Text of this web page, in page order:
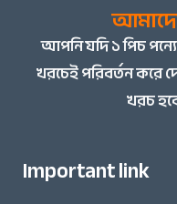
আপনিযদি ১ পিচ
খরচেই পরিবর্তন করে
খরচ
Important link